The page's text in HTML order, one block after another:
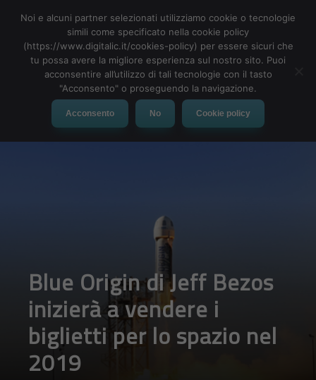
MENU
Blue Origin di Jeff Bezos
inizierà a vendere i
biglietti per lo spazio nel
2019
Noi e alcuni partner selezionati utilizziamo cookie o tecnologie
simili come specificato nella cookie policy
(https://www.digitalic.it/cookies-policy) per essere sicuri che
tu possa avere la migliore esperienza sul nostro sito. Puoi
acconsentire all’utilizzo di tali tecnologie con il tasto
"Acconsento" o proseguendo la navigazione.
Acconsento No Cookie policy